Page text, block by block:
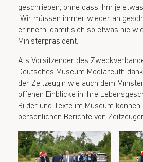
geschrieben, ohne dass ihm je
„Wir müssen immer wieder an
erinnern, damit sich so etwas nie
Ministerpräsident.
Als Vorsitzender des
Deutsches Museum Mödlareuth
der Zeitzeugin wie auch dem
offenen Einblicke in ihre
Bilder und Texte im Museum
persönlichen Berichte von